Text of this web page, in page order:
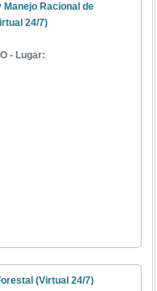
Manejo Racional de
24/7)
- Lugar:
(Virtual 24/7)